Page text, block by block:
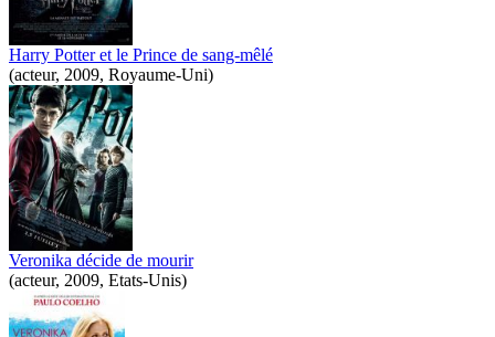
Harry Potter et le Prince de sang-mêlé
(acteur, 2009, Royaume-Uni)
Veronika décide de mourir
(acteur, 2009, Etats-Unis)